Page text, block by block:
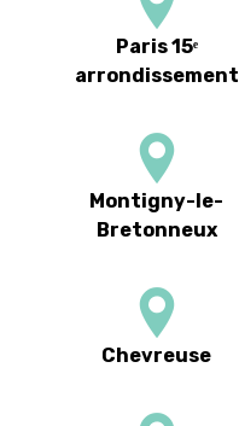
Paris 15ᵉ
arrondissement
Montigny-le-
Bretonneux
Chevreuse